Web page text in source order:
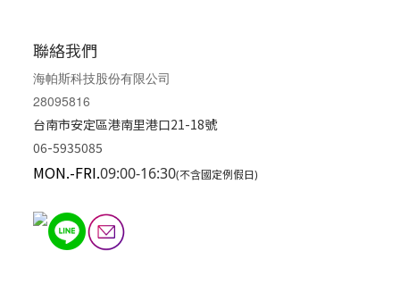
聯絡我們
海帕斯科技股份有限公司
28095816
台南市安定區港南里港口21-18號
06-5935085
MON.-FRI.09:00-16:30(不含國定例假日)